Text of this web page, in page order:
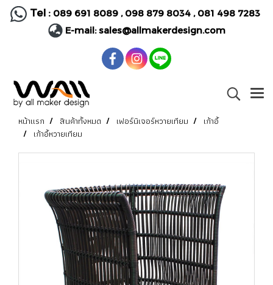
Tel : 089 691 8089, 098 879 8034 , 081 498 7283
E-mail:sales@allmakerdesign.com
หน้าแรก สินค้าทั้งหมด เฟอร์นิเจอร์หวายเทียม
เก้าอี้
เก้าอี้หวายเทียม